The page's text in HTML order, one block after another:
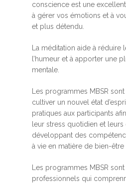
conscience est une
à gérer vos émotions et à
et plus détendu.
La méditation aide à réduire
l’humeur et à apporter une
mentale.
Les programmes MBSR
cultiver un nouvel état
pratiques aux participants
leur stress quotidien et
développant des
à vie en matière de bien-être
Les programmes MBSR
professionnels qui